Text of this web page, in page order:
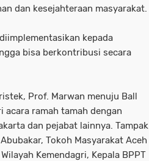
dan kesejahteraan masyarakat.
kepada
bisa berkontribusi secara
Prof. Marwan menuju Ball
ramah tamah dengan
dan pejabat lainnya. Tampak
Tokoh Masyarakat Aceh
Kemendagri, Kepala BPPT